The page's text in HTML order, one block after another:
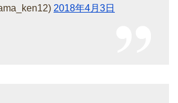
2018年4月3日